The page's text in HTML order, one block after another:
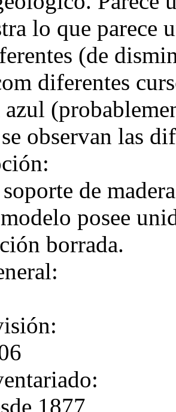
lo que parece
(de
diferentes
azul
observan las
de
posee
borrada.
1877